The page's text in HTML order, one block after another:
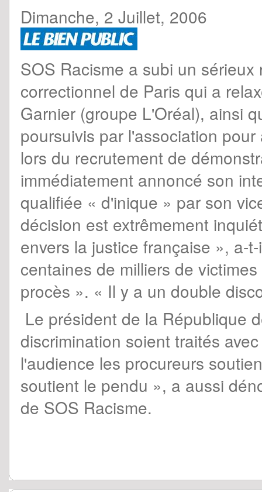
Dimanche, 2 Juillet, 2006
SOS Racisme a subi un
correctionnel de Paris qui a
Garnier (groupe L'Oréal), ainsi
poursuivis par l'association
lors du recrutement de
immédiatement annoncé son
qualifiée « d'inique » par son
décision est extrêmement
envers la justice française », a-
centaines de milliers de
procès ». « Il y a un double
Le président de la République
discrimination soient traités
l'audience les procureurs
soutient le pendu », a aussi
de SOS Racisme.